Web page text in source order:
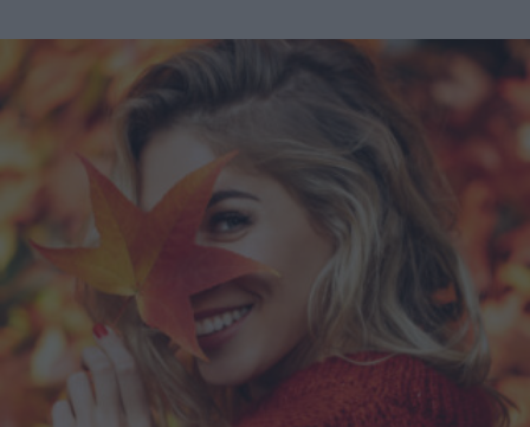
drastici come il BBL (Brasilian Butt Lift) - spiega a Vanity
Fair Steven Williams, chirurgo plastico certificato in
California ed ex presidente della American Society of
Plastic Surgeons - ora c'è il concetto di apparire meno
artificiale e un cambiamento nell'estetica verso forma un
po' meno sinuose [...] ora che le persone hanno uno
strumento efficace per perdere peso, c’è un ripensamento
complessivo delle curve e della silhouette". C'è un
momento giusto per affidarsi a un Ozempic Makeover?
Levine suggerisce massima cautela in merito: "Dico spesso
ai miei pazienti che per ottenere il massimo da un
intervento, è necessario rallentare. Se il paziente perde altri
10-15 chili dopo la procedura, il risultato potrebbe non
essere ottimale". L'ideale, quindi, sarebbe raggiungere e
mantenere un peso stabile, prima di decidere di sottoporsi a